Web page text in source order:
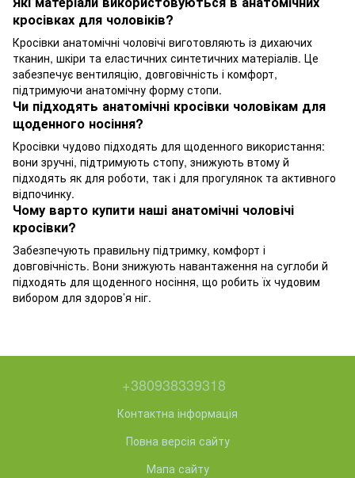
кросівках для чоловіків?
Кросівки анатомічні чоловічі виготовляють із дихаючих
тканин, шкіри та еластичних синтетичних матеріалів. Це
забезпечує вентиляцію, довговічність і комфорт,
підтримуючи анатомічну форму стопи.
Чи підходять анатомічні кросівки чоловікам для
щоденного носіння?
Кросівки чудово підходять для щоденного використання:
вони зручні, підтримують стопу, знижують втому й
підходять як для роботи, так і для прогулянок та активного
відпочинку.
Чому варто купити наші анатомічні чоловічі
кросівки?
Забезпечують правильну підтримку, комфорт і
довговічність. Вони знижують навантаження на суглоби й
підходять для щоденного носіння, що робить їх чудовим
вибором для здоров’я ніг.
+380938339318
Контактна інформація
Повна версія сайту
Мапа сайту